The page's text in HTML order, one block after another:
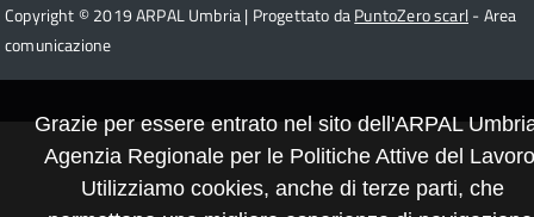
Copyright © 2019 ARPAL Umbria | Progettato daPuntoZero scarl- Area
comunicazione
Grazie per essere entrato nel sito dell'ARPAL
Agenzia Regionale per le Politiche Attive del
Utilizziamo cookies, anche di terze parti, che